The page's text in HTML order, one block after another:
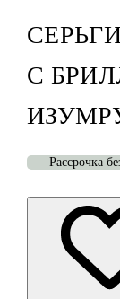
С
Рассрочка